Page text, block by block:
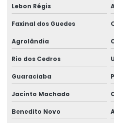
Análise microbiológica do ar
Análise microbiológica dos
Análise microbiológica com swab
Análise microbiológica de swab
Lebon Régis
Faxinal dos Guedes
Agrolândia
Rio dos Cedros
Guaraciaba
Jacinto Machado
Benedito Novo